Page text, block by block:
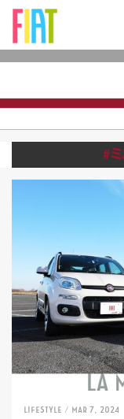
#
LIFESTYLE / Mar 7, 2024